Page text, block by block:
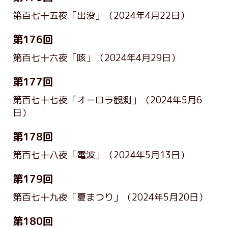
第百七十五夜「出没」 （2024年4月22日）
第176回
第百七十六夜「咳」 （2024年4月29日）
第177回
第百七十七夜「オーロラ観測」
（2024年5月6
日）
第178回
第百七十八夜「電波」 （2024年5月13日）
第179回
第百七十九夜「夏まつり」 （2024年5月20日）
第180回